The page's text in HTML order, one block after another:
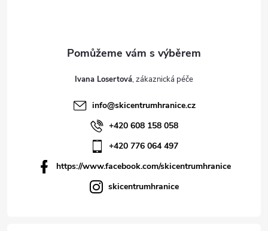
Ivana Losertová
info@skicentrumhranice.cz
+420 608 158 058
+420 776 064 497
https://www.facebook.com/skicentrumhranice
skicentrumhranice